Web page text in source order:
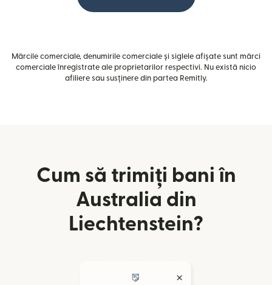
Mărcile comerciale, denumirile comerciale și siglele afișate sunt mărci
comerciale înregistrate ale proprietarilor respectivi. Nu există nicio
afiliere sau susținere din partea Remitly.
Cum să trimiți bani în
Australia din
Liechtenstein?